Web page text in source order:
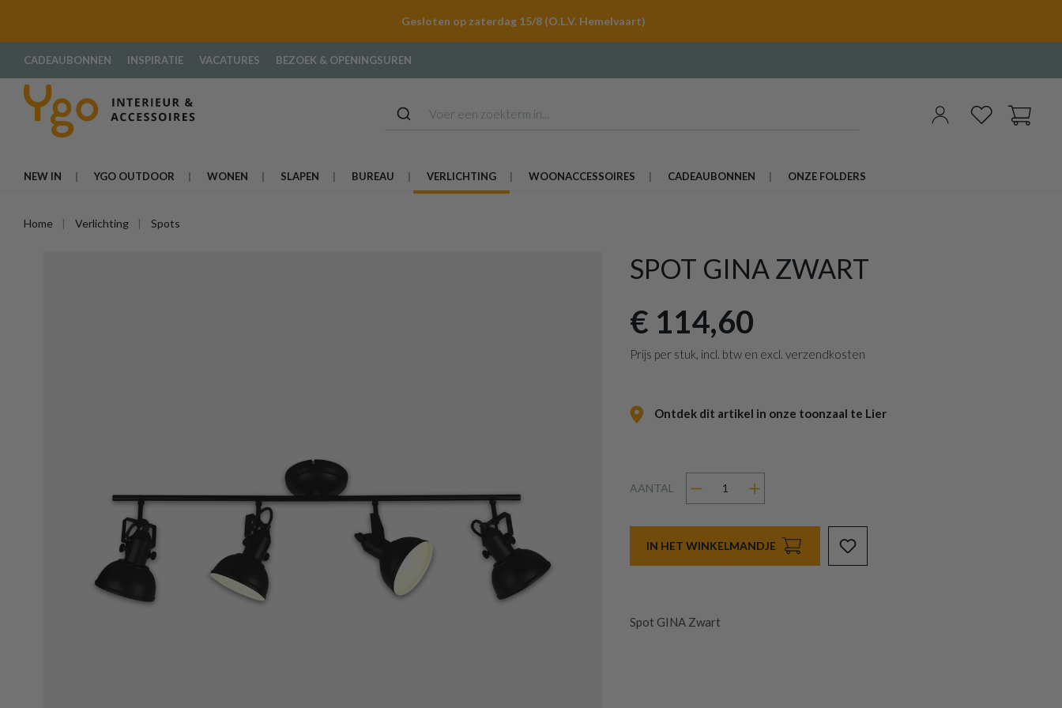
Gesloten op zaterdag 15/8 (O.L.V. Hemelvaart)
CADEAUBONNEN INSPIRATIE VACATURES BEZOEK & OPENINGSUREN
NEW IN YGO OUTDOOR WONEN SLAPEN BUREAU VERLICHTING WOONACCESSOIRES CADEAUBONNEN ONZE FOLDERS
Home Verlichting Spots
SPOT GINA ZWART
€ 114,60
Prijs per stuk, incl. btw en excl. verzendkosten
Ontdek dit artikel in onze toonzaal te Lier
AANTAL
IN HET WINKELMANDJE
Spot GINA Zwart